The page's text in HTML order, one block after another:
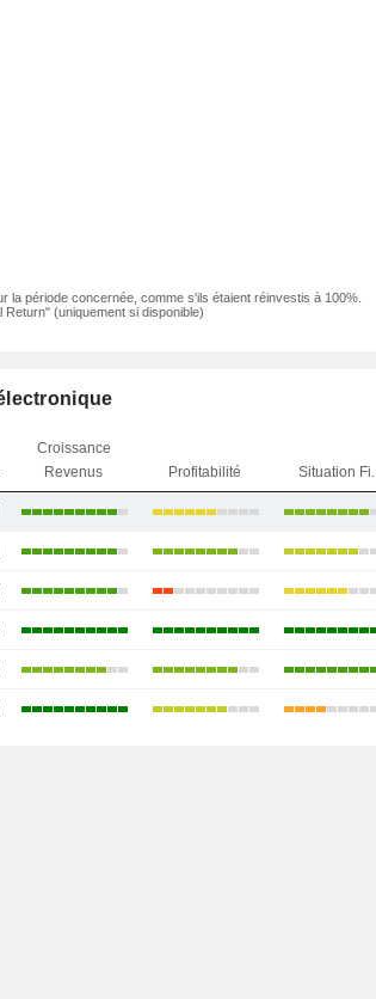
période concernée, comme s'ils étaient réinvestis à 100%.
(uniquement si disponible)
Croissance
Revenus
Profitabilité Situation Fi.